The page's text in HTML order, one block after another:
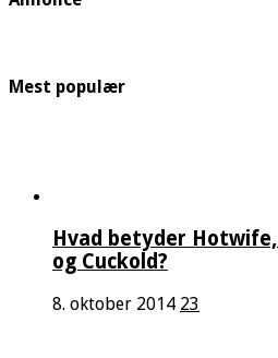
Mest populær
Hvad betyder
og Cuckold?
8. oktober 2014 23